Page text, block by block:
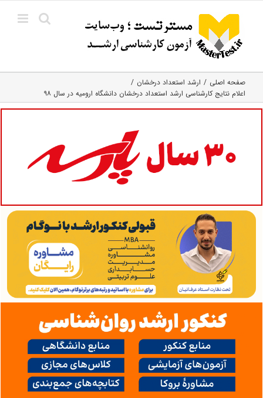
content
صفحه اصلی
ارشد استعداد درخشان
اعلام نتایج کارشناسی ارشد استعداد درخشان دانشگاه ارومیه در سال ۹۸